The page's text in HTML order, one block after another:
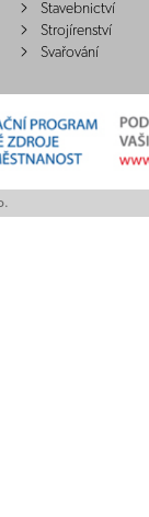
Stavebnictví
Strojírenství
Svařování